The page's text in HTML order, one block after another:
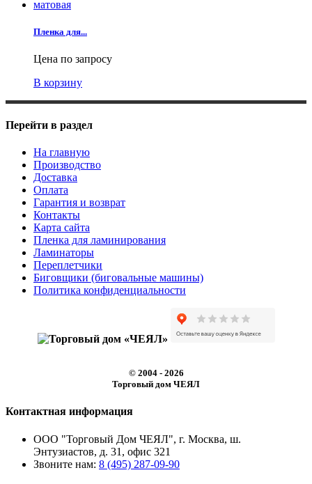
Пленка для...
Цена по запросу
В корзину
Перейти в раздел
На главную
Производство
Доставка
Оплата
Гарантия и возврат
Контакты
Карта сайта
Пленка для ламинирования
Ламинаторы
Переплетчики
Биговщики (биговальные машины)
Политика конфиденциальности
© 2004 - 2026
Торговый дом ЧЕЯЛ
Контактная информация
ООО "Торговый Дом ЧЕЯЛ", г. Москва, ш.
Энтузиастов, д. 31, офис 321
Звоните нам: 8 (495) 287-09-90